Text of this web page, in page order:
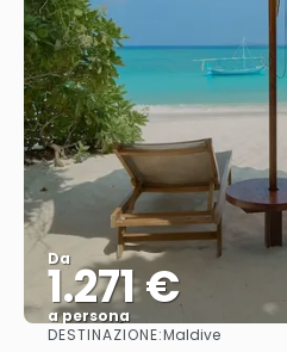
Da
1.271 €
a persona
DESTINAZIONE:Maldive